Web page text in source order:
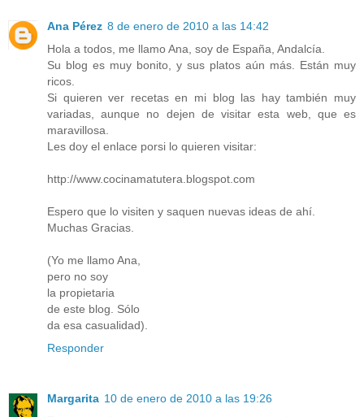
Ana Pérez 8 de enero de 2010 a las 14:42
Hola a todos, me llamo Ana, soy de España, Andalcía.
Su blog es muy bonito, y sus platos aún más. Están muy
ricos.
Si quieren ver recetas en mi blog las hay también muy
variadas, aunque no dejen de visitar esta web, que es
maravillosa.
Les doy el enlace porsi lo quieren visitar:
http://www.cocinamatutera.blogspot.com
Espero que lo visiten y saquen nuevas ideas de ahí.
Muchas Gracias.
(Yo me llamo Ana,
pero no soy
la propietaria
de este blog. Sólo
da esa casualidad).
Responder
Margarita 10 de enero de 2010 a las 19:26